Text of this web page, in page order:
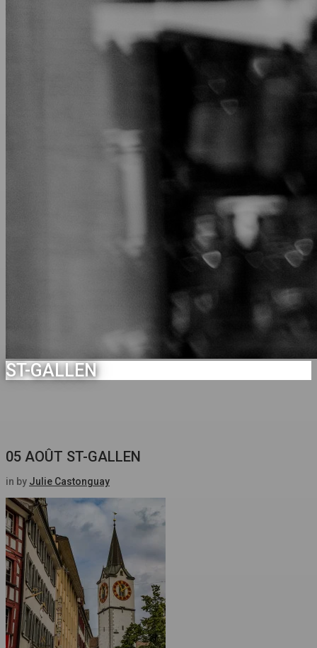
ST-GALLEN
05 AOÛT ST-GALLEN
in by Julie Castonguay